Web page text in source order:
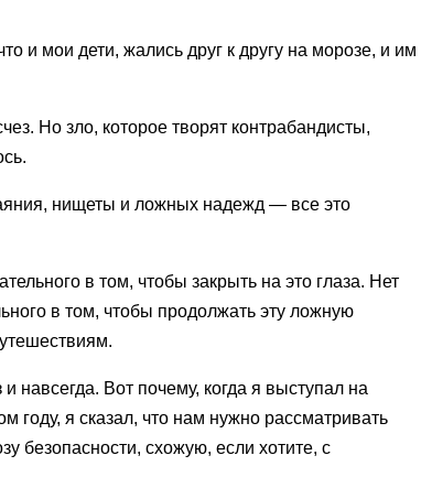
и мои дети, жались друг к другу на морозе, и им
Но зло, которое творят контрабандисты,
нищеты и ложных надежд — все это
в том, чтобы закрыть на это глаза. Нет
в том, чтобы продолжать эту ложную
навсегда. Вот почему, когда я выступал на
я сказал, что нам нужно рассматривать
безопасности, схожую, если хотите, с